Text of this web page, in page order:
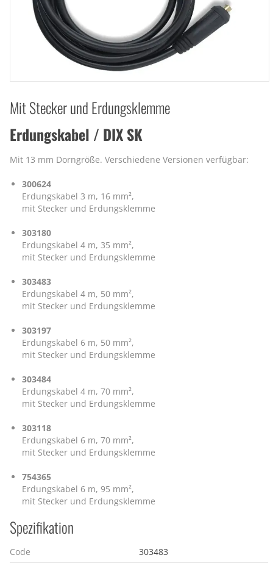
Mit Stecker und Erdungsklemme
Erdungskabel / DIX SK
Mit 13 mm Dorngröße. Verschiedene Versionen verfügbar:
300624
Erdungskabel 3 m, 16 mm²,
mit Stecker und Erdungsklemme
303180
Erdungskabel 4 m, 35 mm²,
mit Stecker und Erdungsklemme
303483
Erdungskabel 4 m, 50 mm²,
mit Stecker und Erdungsklemme
303197
Erdungskabel 6 m, 50 mm²,
mit Stecker und Erdungsklemme
303484
Erdungskabel 4 m, 70 mm²,
mit Stecker und Erdungsklemme
303118
Erdungskabel 6 m, 70 mm²,
mit Stecker und Erdungsklemme
754365
Erdungskabel 6 m, 95 mm²,
mit Stecker und Erdungsklemme
Spezifikation
Code
303483